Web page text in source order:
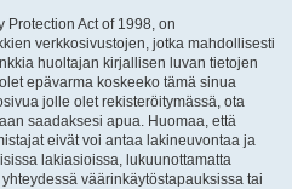
Protection Act of 1998, on
verkkosivustojen, jotka mahdollisesti
huoltajan kirjallisen luvan tietojen
epävarma koskeeko tämä sinua
jolle olet rekisteröitymässä, ota
saadaksesi apua. Huomaa, että
eivät voi antaa lakineuvontaa ja
lakiasioissa, lukuunottamatta
väärinkäytöstapauksissa tai